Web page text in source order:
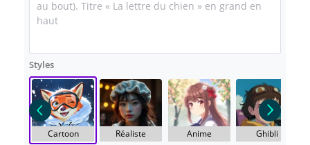
Styles
Cartoon Réaliste Anime Ghibli